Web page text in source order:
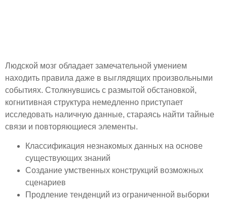
Людской мозг обладает замечательной умением
находить правила даже в выглядящих произвольными
событиях. Столкнувшись с размытой обстановкой,
когнитивная структура немедленно приступает
исследовать наличную данные, стараясь найти тайные
связи и повторяющиеся элементы.
Классификация незнакомых данных на основе
существующих знаний
Создание умственных конструкций возможных
сценариев
Продление тенденций из ограниченной выборки